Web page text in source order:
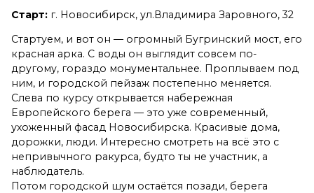
Старт: г. Новосибирск, ул.Владимира Заровного, 32
Стартуем, и вот он — огромный Бугринский мост, его
красная арка. С воды он выглядит совсем по-
другому, гораздо монументальнее. Проплываем под
ним, и городской пейзаж постепенно меняется.
Слева по курсу открывается набережная
Европейского берега — это уже современный,
ухоженный фасад Новосибирска. Красивые дома,
дорожки, люди. Интересно смотреть на всё это с
непривычного ракурса, будто ты не участник, а
наблюдатель.
Потом городской шум остаётся позади, берега